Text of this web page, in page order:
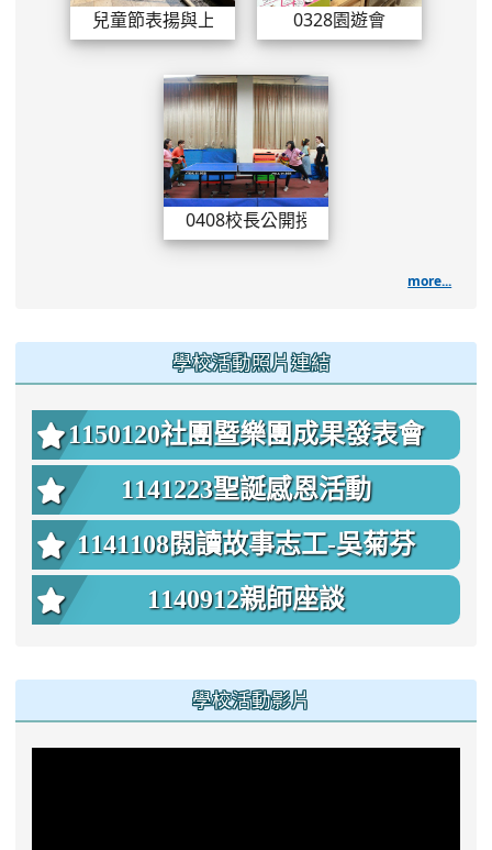
兒童節表揚與上下課翻轉照片0328園遊會
0408校長公開授課
0408校長公開授課
more...
學校活動照片連結
1150120社團暨樂團成果發表會
1141223聖誕感恩活動
1141108閱讀故事志工-吳菊芬
1140912親師座談
學校活動影片